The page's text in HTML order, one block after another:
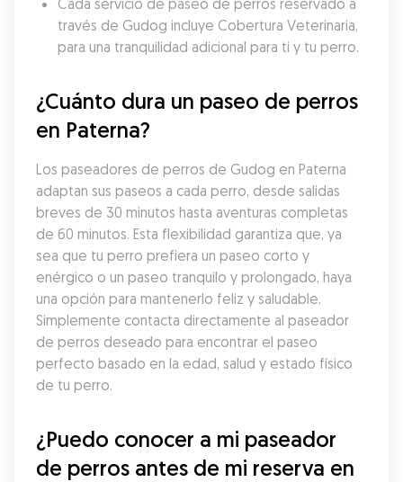
Cada servicio de paseo de perros reservado a
través de Gudog incluye Cobertura Veterinaria,
para una tranquilidad adicional para ti y tu perro.
¿Cuánto dura un paseo de perros
en Paterna?
Los paseadores de perros de Gudog en Paterna
adaptan sus paseos a cada perro, desde salidas
breves de 30 minutos hasta aventuras completas
de 60 minutos. Esta flexibilidad garantiza que, ya
sea que tu perro prefiera un paseo corto y
enérgico o un paseo tranquilo y prolongado, haya
una opción para mantenerlo feliz y saludable.
Simplemente contacta directamente al paseador
de perros deseado para encontrar el paseo
perfecto basado en la edad, salud y estado físico
de tu perro.
¿Puedo conocer a mi paseador
de perros antes de mi reserva en